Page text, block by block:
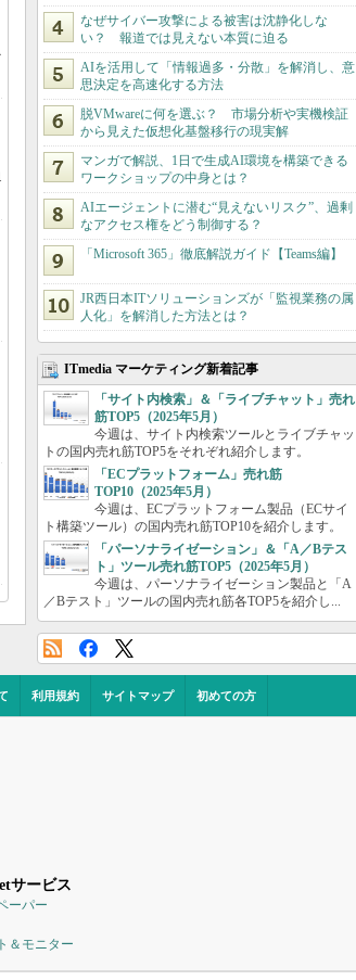
なぜサイバー攻撃による被害は沈静化しな
い？ 報道では見えない本質に迫る
AIを活用して「情報過多・分散」を解消し、意
思決定を高速化する方法
脱VMwareに何を選ぶ？ 市場分析や実機検証
から見えた仮想化基盤移行の現実解
マンガで解説、1日で生成AI環境を構築できる
ワークショップの中身とは？
AIエージェントに潜む“見えないリスク”、過剰
なアクセス権をどう制御する？
「Microsoft 365」徹底解説ガイド【Teams編】
JR西日本ITソリューションズが「監視業務の属
人化」を解消した方法とは？
ITmedia マーケティング新着記事
「サイト内検索」＆「ライブチャット」売れ
筋TOP5（2025年5月）
今週は、サイト内検索ツールとライブチャッ
トの国内売れ筋TOP5をそれぞれ紹介します。
「ECプラットフォーム」売れ筋
TOP10（2025年5月）
今週は、ECプラットフォーム製品（ECサイ
ト構築ツール）の国内売れ筋TOP10を紹介します。
「パーソナライゼーション」＆「A／Bテス
ト」ツール売れ筋TOP5（2025年5月）
今週は、パーソナライゼーション製品と「A
／Bテスト」ツールの国内売れ筋各TOP5を紹介し...
利用規約 サイトマップ 初めての方
サービス
ーパー
＆モニター